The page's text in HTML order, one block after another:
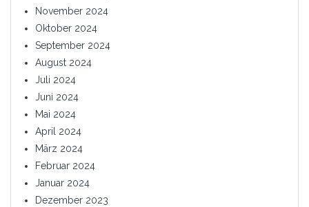
November 2024
Oktober 2024
September 2024
August 2024
Juli 2024
Juni 2024
Mai 2024
April 2024
März 2024
Februar 2024
Januar 2024
Dezember 2023